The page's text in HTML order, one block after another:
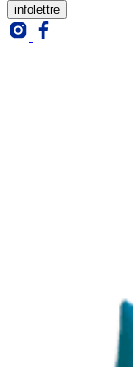
infolettre